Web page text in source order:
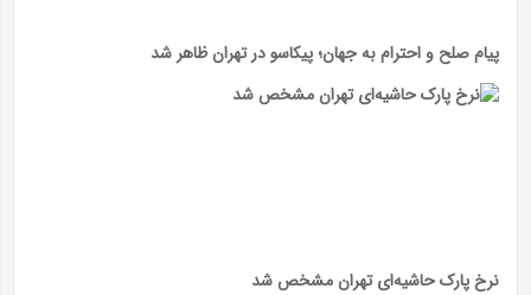
پیام صلح و احترام به جهان؛ پیکاسو در تهران ظاهر شد
نرخ پارک حاشیه‌ای تهران مشخص شد